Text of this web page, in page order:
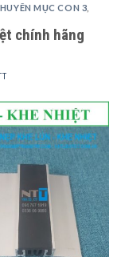
MỤC CON 3
chính hãng